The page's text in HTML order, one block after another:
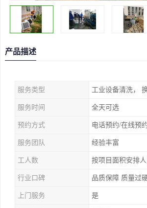
产品描述
服务类型 工业设备清洗，
服务时间 全天可选
预约方式 电话预约/在线预
服务团队 经验丰富
工人数 按项目面积安排
行业口碑 品质保障 质量过
上门服务 是